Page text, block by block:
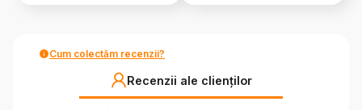
Cum colectăm recenzii?
Recenzii ale clienților